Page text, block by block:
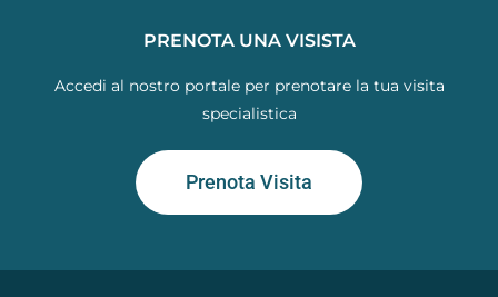
PRENOTA UNA VISISTA
Accedi al nostro portale per prenotare la tua visita
specialistica
Prenota Visita